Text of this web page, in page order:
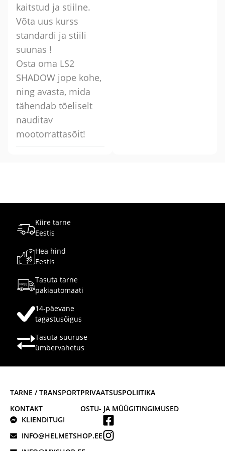
kaitstud ja stiilne.
Võta uus kurss
standardi ja stiili
suunas !
Osta oma LS2
SHADOW jope kohe,
ning avasta, mida
tähendab tõeliselt
nauditav
mootorrattasõit!
Kiire tarne
Eestis
Hea hind
Eestis
Tasuta tarne
pakiautomaati
14-päevane
tagastusõigus
Tasuta suuruse
ümbervahetus
TARNE / TRANSPORT
KONTAKT
PRIVAATSUSPOLIITIKA
OSTU- JA MÜÜGITINGIMUSED
KLIENDITUGI
INFO@HELMETSHOP.EE